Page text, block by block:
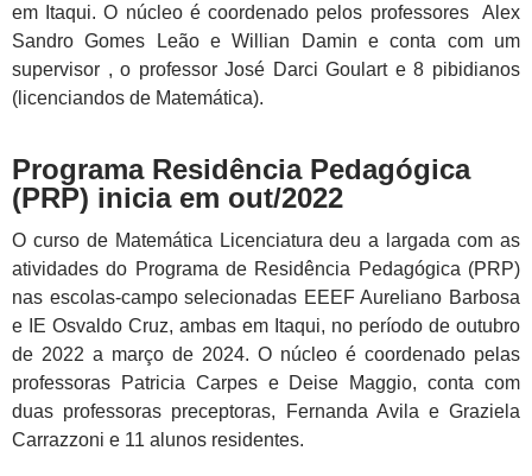
em Itaqui. O núcleo é coordenado pelos professores Alex
Sandro Gomes Leão e Willian Damin e conta com um
supervisor , o professor José Darci Goulart e 8 pibidianos
(licenciandos de Matemática).
Programa Residência Pedagógica
(PRP) inicia em out/2022
O curso de Matemática Licenciatura deu a largada com as
atividades do Programa de Residência Pedagógica (PRP)
nas escolas-campo selecionadas EEEF Aureliano Barbosa
e IE Osvaldo Cruz, ambas em Itaqui, no período de outubro
de 2022 a março de 2024. O núcleo é coordenado pelas
professoras Patricia Carpes e Deise Maggio, conta com
duas professoras preceptoras, Fernanda Avila e Graziela
Carrazzoni e 11 alunos residentes.